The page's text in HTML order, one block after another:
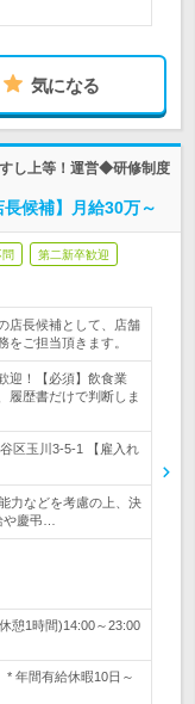
気になる
し上等！運営◆研修制度
候補】月給30万～
第二新卒歓迎
店長候補として、店舗
をご担当頂きます。
迎！【必須】飲食業
履歴書だけで判断しま
区玉川3-5-1 【雇入れ
力などを考慮の上、決
慶弔…
憩1時間)14:00～23:00
* 年間有給休暇10日～